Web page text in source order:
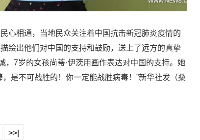
心相通，当地民众关注着中国抗击新冠肺炎疫情的
绘出他们对中国的支持和鼓励，送上了远方的真挚
，7岁的女孩尚蒂·伊茨用画作表达对中国的支持。她
是不可战胜的！你一定能战胜病毒！”新华社发（桑
>>|